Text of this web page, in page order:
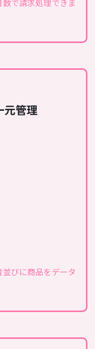
で請求処理できま
元管理
びに商品をデータ